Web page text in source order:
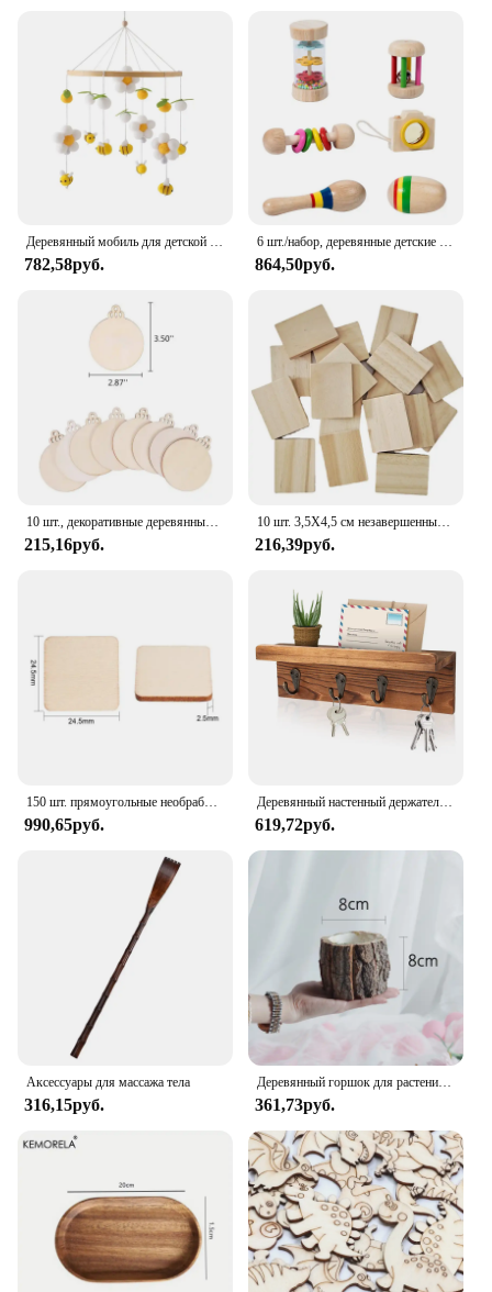
Деревянный мобиль для детской кроватки, погремушка из мягкого фетра с мультяшным медведем, подвесная музыкальная шкатулка для новорожденных
782,58руб.
6 шт./набор, деревянные детские музыкальные игрушки
864,50руб.
10 шт., декоративные деревянные шарики
215,16руб.
10 шт. 3,5X4,5 см незавершенные прямоугольные деревянные таблички, деревянные таблички, ломтики, знаки для дома, школы, искусства, рукоделия, живописи
216,39руб.
150 шт. прямоугольные необработанные кусочки дерева 1,3x1,9 дюйма, пустые ломтики натурального дерева, принадлежности для рукоделия, пирографические деревянные вырезы, украшения
990,65руб.
Деревянный настенный держатель для ключей в фермерском стиле, настенный почтовый держатель с 4 крючками для ключей, декоративная стойка для ключей, поводок для собак
619,72руб.
Аксессуары для массажа тела
316,15руб.
Деревянный горшок для растений, винтажный круглый стол, декоративный деревянный цветочный горшок, искусственное дерево, лая, суккуленты, креативный контейнер
361,73руб.